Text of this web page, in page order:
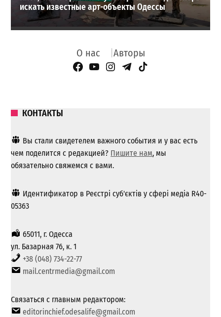
искать известные арт-объекты Одессы
О нас Авторы
Facebook Page
YouTube
Instagram
Telegram
TikTok
КОНТАКТЫ
Вы стали свидетелем важного события и у вас есть
чем поделится с редакцией? Пишите нам, мы
обязательно свяжемся с вами.
Идентификатор в Реєстрі суб'єктів у сфері медіа R40-
05363
65011, г. Одесса
ул. Базарная 76, к. 1
+38 (048) 734-22-77
mail.centrmedia@gmail.com
Связаться с главным редактором:
editorinchief.odesalife@gmail.com